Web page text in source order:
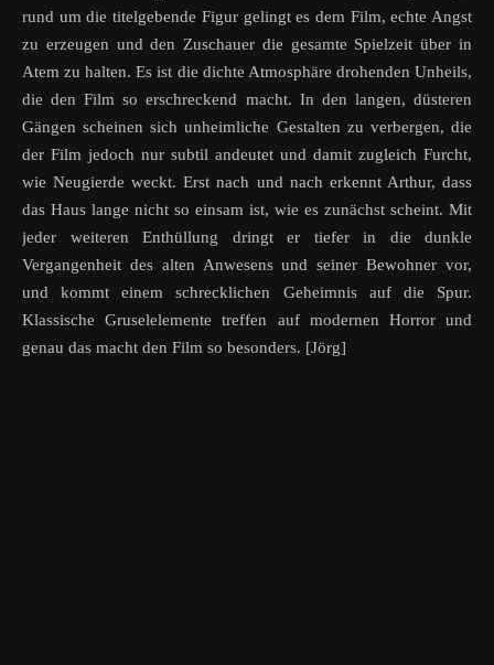
rund um die titelgebende Figur gelingt es dem Film, echte Angst
zu erzeugen und den Zuschauer die gesamte Spielzeit über in
Atem zu halten. Es ist die dichte Atmosphäre drohenden Unheils,
die den Film so erschreckend macht. In den langen, düsteren
Gängen scheinen sich unheimliche Gestalten zu verbergen, die
der Film jedoch nur subtil andeutet und damit zugleich Furcht,
wie Neugierde weckt. Erst nach und nach erkennt Arthur, dass
das Haus lange nicht so einsam ist, wie es zunächst scheint. Mit
jeder weiteren Enthüllung dringt er tiefer in die dunkle
Vergangenheit des alten Anwesens und seiner Bewohner vor,
und kommt einem schrecklichen Geheimnis auf die Spur.
Klassische Gruselelemente treffen auf modernen Horror und
genau das macht den Film so besonders. [Jörg]